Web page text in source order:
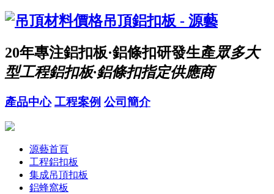
20年專注鋁扣板·鋁條扣研發生產眾多大
型工程鋁扣板·鋁條扣指定供應商
產品中心 工程案例 公司簡介
源藝首頁
工程鋁扣板
集成吊頂扣板
鋁蜂窩板